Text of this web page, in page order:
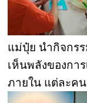
แม่ปุ๋ย นำกิจกร
เห็นพลังของกา
ภายใน แต่ละค